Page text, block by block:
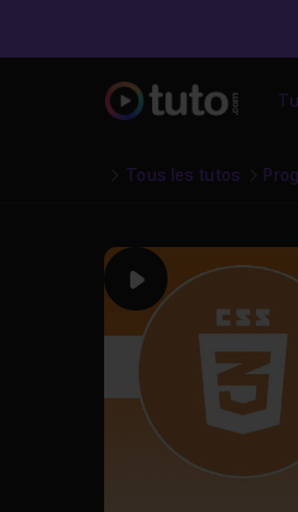
Tous les tutos
Play